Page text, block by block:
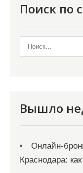
Поиск по
Вышло
Краснодара: